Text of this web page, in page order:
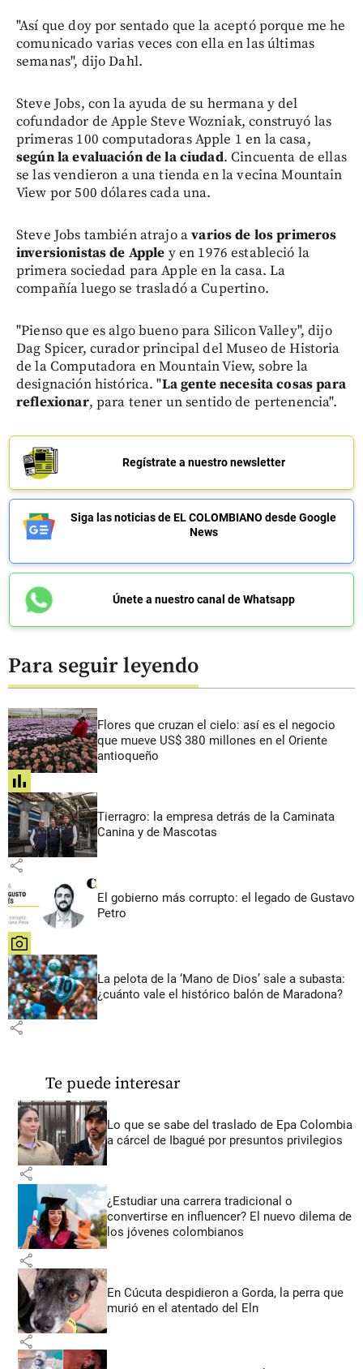
"Así que doy por sentado que la aceptó porque me he
comunicado varias veces con ella en las últimas
semanas", dijo Dahl.
Steve Jobs, con la ayuda de su hermana y del
cofundador de Apple Steve Wozniak, construyó las
primeras 100 computadoras Apple 1 en la casa,
según la evaluación de la ciudad. Cincuenta de ellas
se las vendieron a una tienda en la vecina Mountain
View por 500 dólares cada una.
Steve Jobs también atrajo avarios de los primeros
inversionistas de Apple y en 1976 estableció la
primera sociedad para Apple en la casa. La
compañía luego se trasladó a Cupertino.
"Pienso que es algo bueno para Silicon Valley", dijo
Dag Spicer, curador principal del Museo de Historia
de la Computadora en Mountain View, sobre la
designación histórica. "La gente necesita cosas para
reflexionar, para tener un sentido de pertenencia".
Regístrate a nuestro newsletter
Siga las noticias de EL COLOMBIANO desde Google
News
Únete a nuestro canal de Whatsapp
Para seguir leyendo
Flores que cruzan el cielo: así es el negocio
que mueve US$ 380 millones en el Oriente
antioqueño
share
Tierragro: la empresa detrás de la Caminata
Canina y de Mascotas
share
El gobierno más corrupto: el legado de Gustavo
Petro
share
La pelota de la ‘Mano de Dios’ sale a subasta:
¿cuánto vale el histórico balón de Maradona?
share
Te puede interesar
Lo que se sabe del traslado de Epa Colombia
a cárcel de Ibagué por presuntos privilegios
share
¿Estudiar una carrera tradicional o
convertirse en influencer? El nuevo dilema de
los jóvenes colombianos
share
En Cúcuta despidieron a Gorda, la perra que
murió en el atentado del Eln
share